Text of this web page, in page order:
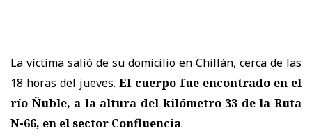
La víctima salió de su domicilio en Chillán, cerca de las
18 horas del jueves.El cuerpo fue encontrado en el
río Ñuble, a la altura del kilómetro 33 de la Ruta
N-66, en elsector Confluencia.